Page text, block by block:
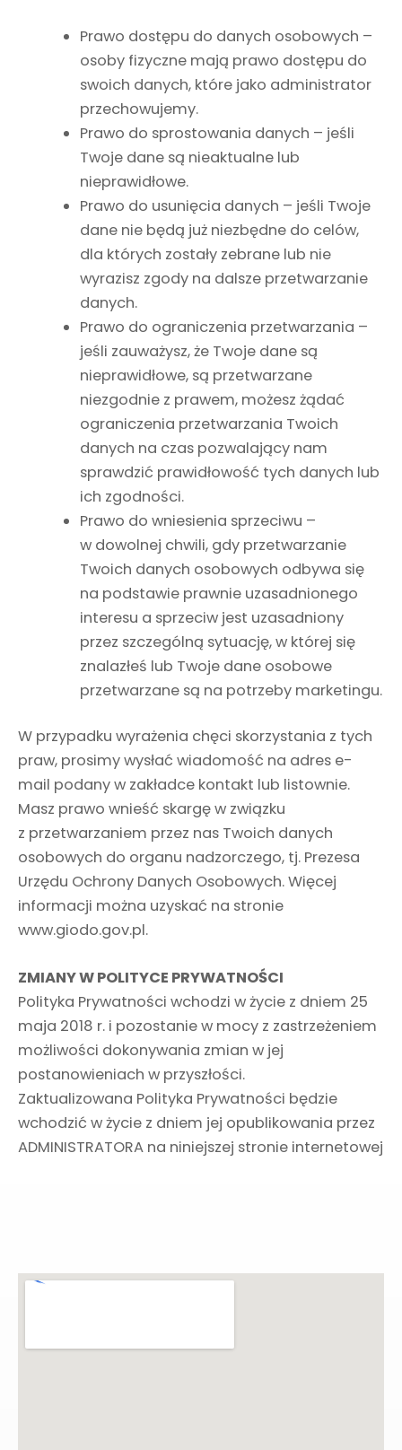
Prawo dostępu do danych osobowych –
osoby fizyczne mają prawo dostępu do
swoich danych, które jako administrator
przechowujemy.
Prawo do sprostowania danych – jeśli
Twoje dane są nieaktualne lub
nieprawidłowe.
Prawo do usunięcia danych – jeśli Twoje
dane nie będą już niezbędne do celów,
dla których zostały zebrane lub nie
wyrazisz zgody na dalsze przetwarzanie
danych.
Prawo do ograniczenia przetwarzania –
jeśli zauważysz, że Twoje dane są
nieprawidłowe, są przetwarzane
niezgodnie z prawem, możesz żądać
ograniczenia przetwarzania Twoich
danych na czas pozwalający nam
sprawdzić prawidłowość tych danych lub
ich zgodności.
Prawo do wniesienia sprzeciwu –
w dowolnej chwili, gdy przetwarzanie
Twoich danych osobowych odbywa się
na podstawie prawnie uzasadnionego
interesu a sprzeciw jest uzasadniony
przez szczególną sytuację, w której się
znalazłeś lub Twoje dane osobowe
przetwarzane są na potrzeby marketingu.
W przypadku wyrażenia chęci skorzystania z tych
praw, prosimy wysłać wiadomość na adres e-
mail podany w zakładce kontakt lub listownie.
Masz prawo wnieść skargę w związku
z przetwarzaniem przez nas Twoich danych
osobowych do organu nadzorczego, tj. Prezesa
Urzędu Ochrony Danych Osobowych. Więcej
informacji można uzyskać na stronie
www.giodo.gov.pl.
ZMIANY W POLITYCE PRYWATNOŚCI
Polityka Prywatności wchodzi w życie z dniem 25
maja 2018 r. i pozostanie w mocy z zastrzeżeniem
możliwości dokonywania zmian w jej
postanowieniach w przyszłości.
Zaktualizowana Polityka Prywatności będzie
wchodzić w życie z dniem jej opublikowania przez
ADMINISTRATORA na niniejszej stronie internetowej